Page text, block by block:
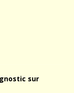
sur